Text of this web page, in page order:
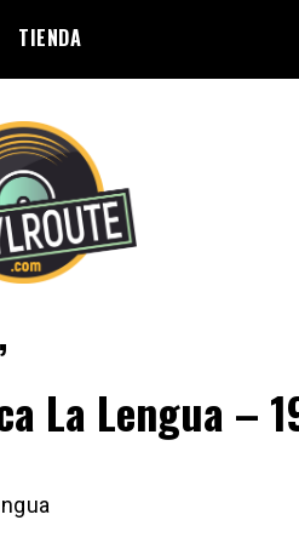
TIENDA
La Lengua –